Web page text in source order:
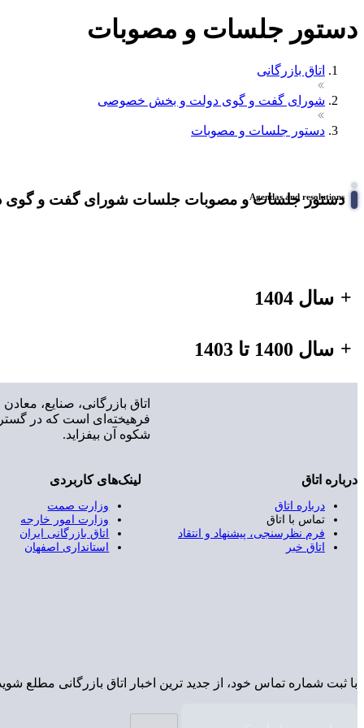
دستور جلسات و مصوبات
اتاق بازرگانی
شورای گفت و گوی دولت و بخش خصوصی
دستور جلسات و مصوبات
Agendas and resolutions
دستور جلسات و مصوبات جلسات شورای گفت و
+ سال 1404
+ سال 1400 تا 1403
اتاق بازرگانی، صنایع،
فرهیخته‌ای است که در
شکوه آن بیفزاید.
درباره اتاق
درباره اتاق
تماس با اتاق
فرم نظرسنجی، پیشنهاد و انتقاد
اتاق خبر
لینک‌های کاربردی
وزارت صمت
وزارت امور خارجه
اتاق بازرگانی ایران
استانداری اصفهان
با ثبت شماره تماس خود، از جدید ترین اخبار اتاق بازرگانی مطلع